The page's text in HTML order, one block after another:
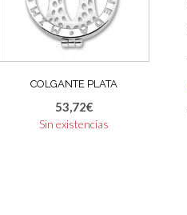
COLGANTE PLATA
53,72€
Sin existencias